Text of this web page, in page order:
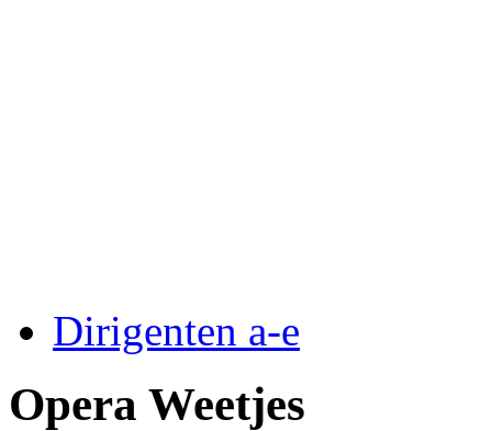
Dirigenten a-e
Opera Weetjes